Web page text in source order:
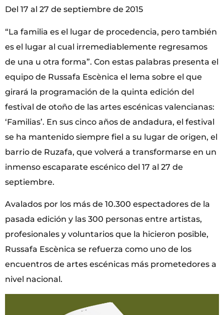
Del 17 al 27 de septiembre de 2015
“La familia es el lugar de procedencia, pero también
es el lugar al cual irremediablemente regresamos
de una u otra forma”. Con estas palabras presenta el
equipo de Russafa Escènica el lema sobre el que
girará la programación de la quinta edición del
festival de otoño de las artes escénicas valencianas:
‘Familias’. En sus cinco años de andadura, el festival
se ha mantenido siempre fiel a su lugar de origen, el
barrio de Ruzafa, que volverá a transformarse en un
inmenso escaparate escénico del 17 al 27 de
septiembre.
Avalados por los más de 10.300 espectadores de la
pasada edición y las 300 personas entre artistas,
profesionales y voluntarios que la hicieron posible,
Russafa Escènica se refuerza como uno de los
encuentros de artes escénicas más prometedores a
nivel nacional.